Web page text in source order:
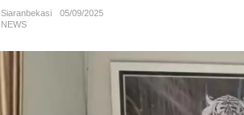
e
M
Siaranbekasi
05/09/2025
NEWS